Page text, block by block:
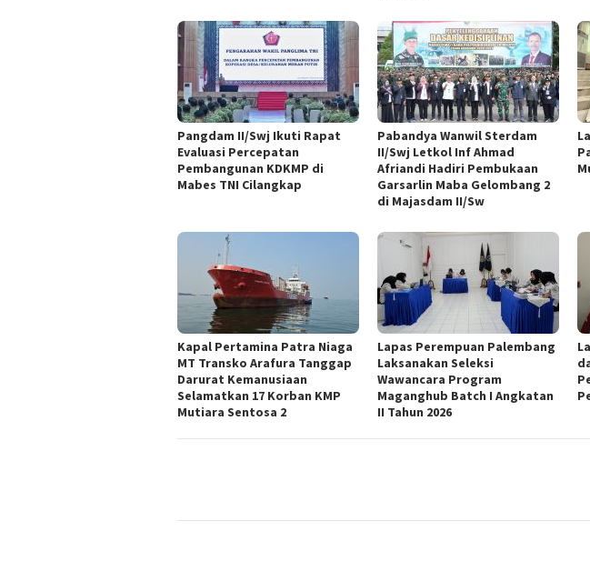
Pangdam II/Swj Ikuti Rapat
Evaluasi Percepatan
Pembangunan KDKMP di
Mabes TNI Cilangkap
Pabandya Wanwil Sterdam
II/Swj Letkol Inf Ahmad
Afriandi Hadiri Pembukaan
Garsarlin Maba Gelombang 2
di Majasdam II/Sw
Kapal Pertamina Patra Niaga
MT Transko Arafura Tanggap
Darurat Kemanusiaan
Selamatkan 17 Korban KMP
Mutiara Sentosa 2
Lapas Perempuan Palembang
Laksanakan Seleksi
Wawancara Program
Maganghub Batch I Angkatan
II Tahun 2026